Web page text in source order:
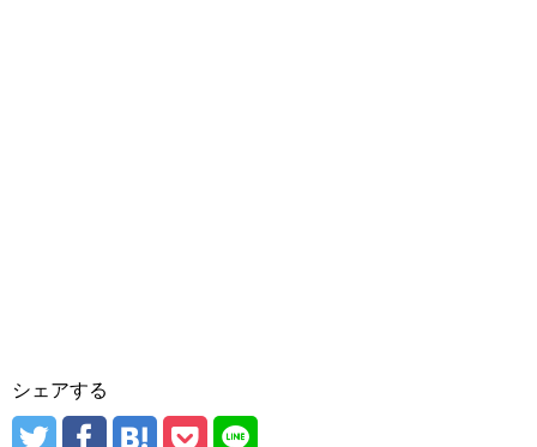
シェアする